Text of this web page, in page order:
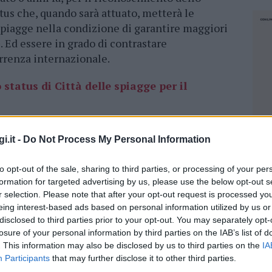
- Do Not Process My Personal Information
opt-out of the sale, sharing to third parties, or processing of your
for targeted advertising by us, please use the below opt-out
selection. Please note that after your opt-out request is processed
interest-based ads based on personal information utilized by us
to third parties prior to your opt-out. You may separately
of your personal information by third parties on the IAB’s list of
This information may also be disclosed by us to third parties on the
Participants that may further disclose it to other third parties.
che, quando sarà attuato, metterà le
nella condizione di garantire maggiori
essere in grado di contrastare
internazionale.
status di Città delle spiagge per il
X Commissione parlamentare – afferma
del G20Spiagge e sindaca diCavallino
importante modifica per consentire a più
ad una serie di comunità marine e
secondo livello. Che, in tutto o in parte,
pur non raggiungendo la soglia di
”.